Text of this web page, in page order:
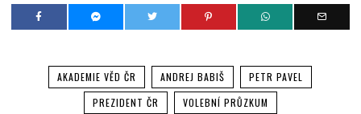
AKADEMIE VĚD ČR ANDREJ BABIŠ
PETR PAVEL
PREZIDENT ČR
VOLEBNÍ PRŮZKUM